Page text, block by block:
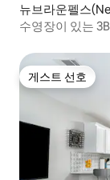
뉴브라운펠스
수영장이 있는
게스트 선호
게스트 선호